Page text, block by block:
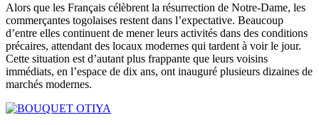
Alors que les Français célèbrent la résurrection de Notre-Dame, les
commerçantes togolaises restent dans l’expectative. Beaucoup
d’entre elles continuent de mener leurs activités dans des conditions
précaires, attendant des locaux modernes qui tardent à voir le jour.
Cette situation est d’autant plus frappante que leurs voisins
immédiats, en l’espace de dix ans, ont inauguré plusieurs dizaines de
marchés modernes.